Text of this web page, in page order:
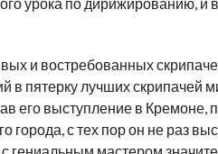
и востребованных
пятерку лучших скрипачей
его выступление в
города, с тех пор он не раз